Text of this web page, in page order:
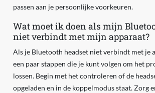
passen aan je persoonlijke voorkeuren.
Wat moet ik doen als mijn
niet verbindt met mijn apparaat?
Als je Bluetooth headset niet verbindt met je
een paar stappen die je kunt volgen om het
lossen. Begin met het controleren of de
opgeladen en in de koppelmodus staat. Zorg